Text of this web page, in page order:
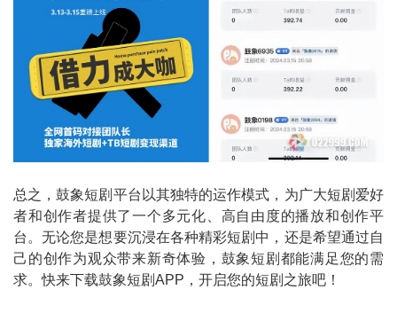
总之，鼓象短剧平台以其独特的运作模式，为广大短剧爱好
者和创作者提供了一个多元化、高自由度的播放和创作平
台。无论您是想要沉浸在各种精彩短剧中，还是希望通过自
己的创作为观众带来新奇体验，鼓象短剧都能满足您的需
求。快来下载鼓象短剧APP，开启您的短剧之旅吧！